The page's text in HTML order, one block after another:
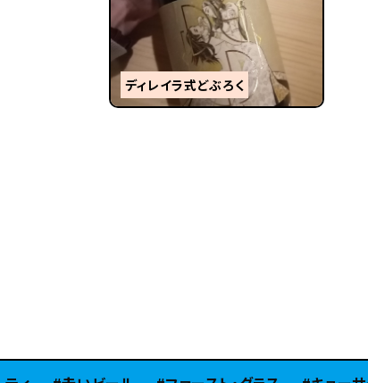
ディレイラ式どぶろく